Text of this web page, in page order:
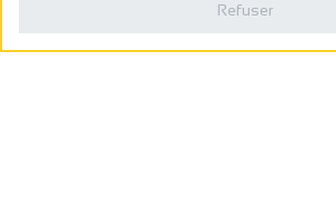
Politique de confidentialitéRefuser